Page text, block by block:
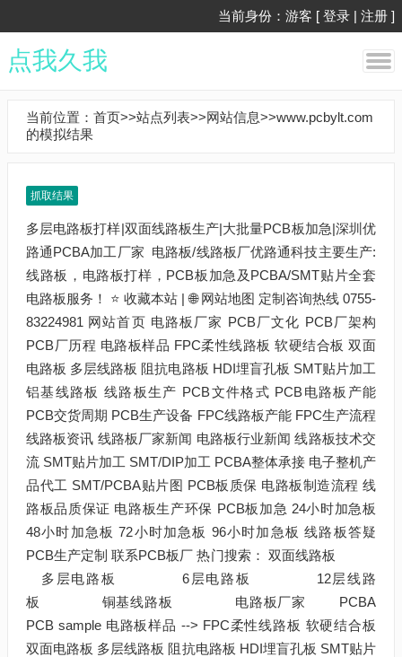
当前身份：游客 [ 登录 | 注册 ]
点我久我
当前位置： 首页>>站点列表>>网站信息>>www.pcbylt.com
的模拟结果
抓取结果
多层电路板打样|双面线路板生产|大批量PCB板加急|深圳优路通PCBA加工厂家 电路板/线路板厂优路通科技主要生产:线路板，电路板打样，PCB板加急及PCBA/SMT贴片全套电路板服务！ ⭐ 收藏本站 | 🌐 网站地图 定制咨询热线 0755-83224981 网站首页 电路板厂家 PCB厂文化 PCB厂架构 PCB厂历程 电路板样品 FPC柔性线路板 软硬结合板 双面电路板 多层线路板 阻抗电路板 HDI埋盲孔板 SMT贴片加工 铝基线路板 线路板生产 PCB文件格式 PCB电路板产能 PCB交货周期 PCB生产设备 FPC线路板产能 FPC生产流程 线路板资讯 线路板厂家新闻 电路板行业新闻 线路板技术交流 SMT贴片加工 SMT/DIP加工 PCBA整体承接 电子整机产品代工 SMT/PCBA贴片图 PCB板质保 电路板制造流程 线路板品质保证 电路板生产环保 PCB板加急 24小时加急板 48小时加急板 72小时加急板 96小时加急板 线路板答疑 PCB生产定制 联系PCB板厂 热门搜索： 双面线路板 多层电路板 6层电路板 12层线路板 铜基线路板 电路板厂家 PCBA PCB sample 电路板样品 --> FPC柔性线路板 软硬结合板 双面电路板 多层线路板 阻抗电路板 HDI埋盲孔板 SMT贴片加工 铝基线路板 FPC双面板妇科用品灯 阻抗线路板08 阻抗线路板01 smt贴片代工 COB铝基板 网球PCBA线路板贴片样板展示 两层FPC 工业设备PCBA >">查看更多>> 品质层层把关质量达到国际标准 专注高精密多层板、阻抗板、HDI板、软硬结合板、SMT贴片 全国服务咨询热线： 0755-83224981 PCB QUALITY SUPPLIER选优路通电路板厂的优势 事实胜于雄辩，服务创造价值 01 电路板来料用品牌，从源头保障线路板质量 电路板板材：生益,KB,建滔, Arlon,Nelco, Taconic, Hitachi, etc.； 线路板药水 : Rohm&Haas (US) Atotech (Germany) Umicore (Germany)； 线路板油墨：Taiyo (Japan) 干膜 : Asahi (Japan), Dupont (US)； 02 配备PCBA贴片后焊组装生产线，满足成品出货需求 行业中少数配备PCBA贴片后焊组装生产线可完全实现成品交货，线路板生产与来料加工贴片（SMT）及后焊组装测试一条龙服务! 03 重细节保品质的线路板工艺能力 生产线路板层数 40层 线路板生产板厚 8.0mm 电路板生产厚径比 16:1 线路板生产铜厚 6OZ PCB板生产工作板尺寸 2000x610mm 4层电路板薄板 0.4mm 生产线路板孔/焊盘0.10/0.20mm 钻孔精度 +/-0.0005mm PTH孔径公差 +/-0.05mm PCB线宽/线距 0.075/0.075mm 04 严谨的品控系统，有效保障线路板/PCBA性能 严格按照IPC标准管控，保证出货品质合格率100% 执行品质PDCA循环流程，持续提升改进产品性能 进口美国戴安离子色谱测试仪（DIONEX ICS-900） 及温度循环检验设备保证线路板的高可靠性和稳定性 通过ISO9001质量体系和欧盟ROHS环保认证 电路板适用于家电数码、通信、安防、仪器仪表等领域 全国服务咨询热线： 0755-83224981 THANKS感谢以下企业长期以来对我们的支持技术革新为导向，品质服务赢取客户，我们与您一起前行 --> About Us 电路板厂家 深圳市优路通科技有限公司是致力于PCB板生产与SMT贴片生产的综合型线路板生产加工厂家，为更好的优化资源优路通PCB板厂把PCB打样与批量线路板生产划分成两条生产线，定格为高难度多层电路板样板加急与双面线路板大批量生产的电路板厂家。深圳市优路通科技有限公司印制电路板厂家生产的PCB板与高精密线路板应用于各种电子产品：汽车医疗、精密制造、电脑周边，LED屏；各种数码产品，音响耳机、仪器仪表等，生产工艺无铅喷锡、抗氧化(OSP)、沉金和镀金手指、HDI盲埋孔，盘中孔，阻抗测试等，现我司PCB线路板生产能力可以做到线宽线距可以做到2MIL,大批量可以做到3MIL,线路板孔径机器打孔可以做到0.15MM，激光打孔可以做到0.1MM。 深圳市优路通科技有限公司（线路板厂家）秉承品质至上、信誉第一、科学管理 长久发展的经营理念，实施尽我们所能的满足客户的需求和想法为经营理念，满足客户的电路板供货和线路板品质的···... 查看详情 立即咨询 Production PCB生产设备 SMT生产检测机AOI SMT设备全自动印刷机GD450 SMT设备上板机ML-XY250 SMT生产过炉12温 YS100高速通用模块贴片机SMT生产专用 cm402松下高速SMT贴片机